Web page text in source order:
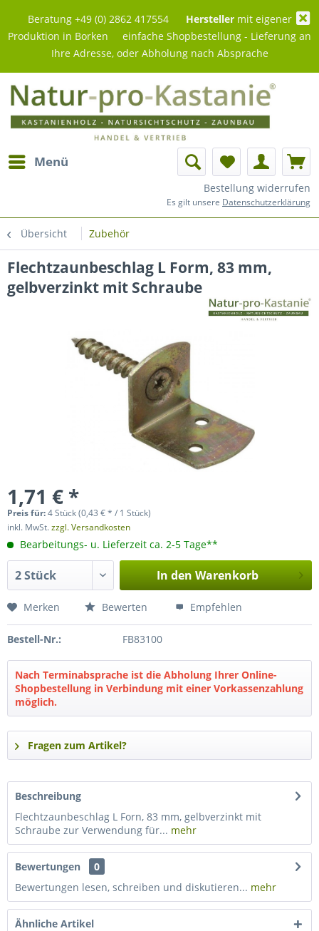
Beratung +49 (0) 2862 417554 Herstellermit eigener
Produktion in Borken einfache Shopbestellung - Lieferung an
Ihre Adresse, oder Abholung nach Absprache
Menü
Bestellung widerrufen
Es gilt unsere Datenschutzerklärung
Übersicht Zubehör
Flechtzaunbeschlag L Form, 83 mm,
gelbverzinkt mit Schraube
1,71 € *
Preis für:4 Stück (0,43 € * / 1 Stück)
inkl. MwSt.zzgl. Versandkosten
Bearbeitungs- u. Lieferzeit ca. 2-5 Tage**
In den Warenkorb
Merken Bewerten Empfehlen
Bestell-Nr.: FB83100
Nach Terminabsprache ist die Abholung Ihrer Online-
Shopbestellung in Verbindung mit einer Vorkassenzahlung
möglich.
Fragen zum Artikel?
Beschreibung
Flechtzaunbeschlag L Forn, 83 mm, gelbverzinkt mit
Schraube zur Verwendung für... mehr
Bewertungen
0
Bewertungen lesen, schreiben und diskutieren... mehr
Ähnliche Artikel